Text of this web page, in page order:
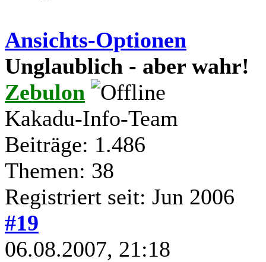
Ansichts-Optionen
Unglaublich - aber wahr!
Zebulon
Kakadu-Info-Team
Beiträge: 1.486
Themen: 38
Registriert seit: Jun 2006
#19
06.08.2007, 21:18